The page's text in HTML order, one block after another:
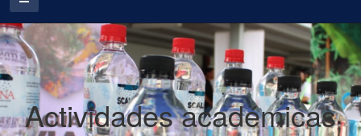
Actividades académicas